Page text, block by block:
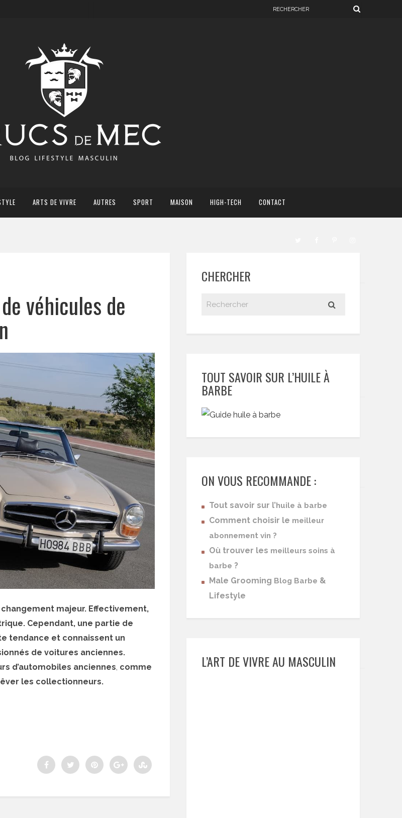
ARTS DE VIVRE AUTRES SPORT MAISON HIGH-TECH CONTACT
véhicules de
majeur. Effectivement,
Cependant, une partie de
tendance et connaissent un
de voitures anciennes.
d’automobiles anciennes comme
les collectionneurs.
CHERCHER
TOUT SAVOIR SUR L’HUILE À
BARBE
ON VOUS RECOMMANDE :
Tout savoir sur l’huile à barbe
Comment choisir le meilleur
abonnement vin ?
Où trouver les meilleurs soins à
barbe ?
Male Grooming Blog Barbe &
Lifestyle
L’ART DE VIVRE AU MASCULIN